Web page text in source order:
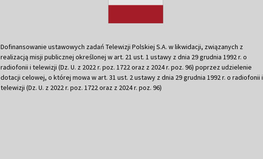
Dofinansowanie ustawowych zadań Telewizji Polskiej S.A. w likwidacji, związanych z
realizacją misji publicznej określonej w art. 21 ust. 1 ustawy z dnia 29 grudnia 1992 r. o
radiofonii i telewizji (Dz. U. z 2022 r. poz. 1722 oraz z 2024 r. poz. 96) poprzez udzielenie
dotacji celowej, o której mowa w art. 31 ust. 2 ustawy z dnia 29 grudnia 1992 r. o radiofonii i
telewizji (Dz. U. z 2022 r. poz. 1722 oraz z 2024 r. poz. 96)